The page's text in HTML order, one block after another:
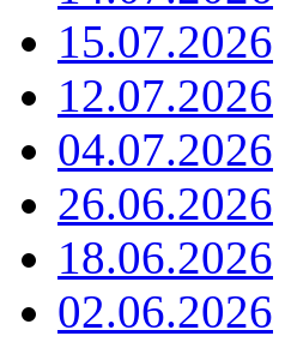
15.07.2026
12.07.2026
04.07.2026
26.06.2026
18.06.2026
02.06.2026